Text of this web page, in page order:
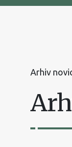
Arhiv